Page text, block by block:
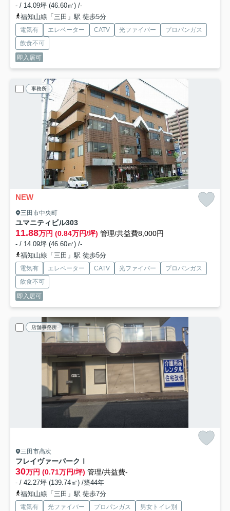
- / 14.09坪 (46.60㎡) /-
福知山線「三田」駅 徒歩5分
電気有 エレベーター CATV 光ファイバー
プロパンガス
飲食不可
即入居可
事務所
NEW
三田市中央町
ユマニティビル303
11.88万円 (0.84万円/坪) 管理/共益費8,000円
- / 14.09坪 (46.60㎡) /-
福知山線「三田」駅 徒歩5分
電気有 エレベーター CATV 光ファイバー
プロパンガス
飲食不可
即入居可
店舗事務所
三田市高次
フレイヴァーパークⅠ
30万円 (0.71万円/坪) 管理/共益費-
- / 42.27坪 (139.74㎡) /築44年
福知山線「三田」駅 徒歩7分
電気有 光ファイバー プロパンガス
男女トイレ別